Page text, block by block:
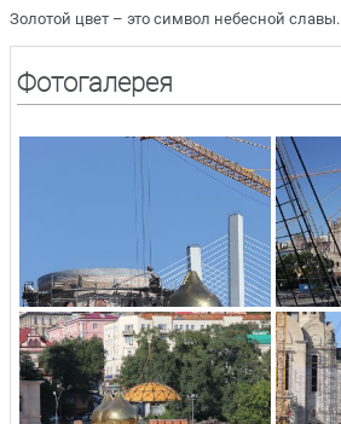
Золотой цвет – это символ небесной славы.
Фотогалерея